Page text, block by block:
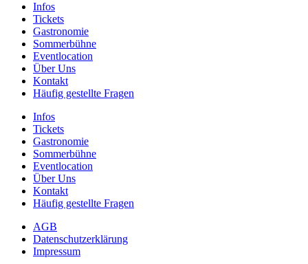
Infos
Tickets
Gastronomie
Sommerbühne
Eventlocation
Über Uns
Kontakt
Häufig gestellte Fragen
Infos
Tickets
Gastronomie
Sommerbühne
Eventlocation
Über Uns
Kontakt
Häufig gestellte Fragen
AGB
Datenschutzerklärung
Impressum